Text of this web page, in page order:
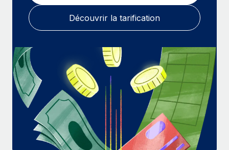
En savoir plus
Découvrir la tarification